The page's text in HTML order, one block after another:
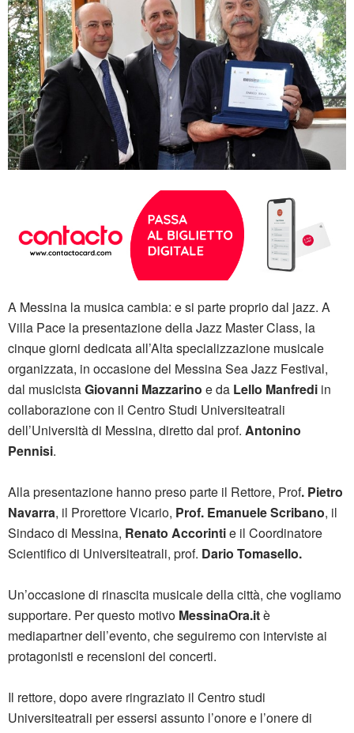
A Messina la musica cambia: e si parte proprio dal jazz. A
Villa Pace la presentazione della Jazz Master Class, la
cinque giorni dedicata all’Alta specializzazione musicale
organizzata, in occasione del Messina Sea Jazz Festival,
dal musicistaGiovanni Mazzarino e da Lello Manfredi in
collaborazione con il Centro Studi Universiteatrali
dell’Università di Messina, diretto dal prof. Antonino
Pennisi.
Alla presentazione hanno preso parte il Rettore, Prof. Pietro
Navarra, il Prorettore Vicario, Prof. Emanuele Scribano, il
Sindaco di Messina, Renato Accorintie il Coordinatore
Scientifico di Universiteatrali, prof. Dario Tomasello.
Un’occasione di rinascita musicale della città, che vogliamo
supportare. Per questo motivo MessinaOra.itè
mediapartner dell’evento, che seguiremo con interviste ai
protagonisti e recensioni dei concerti.
Il rettore, dopo avere ringraziato il Centro studi
Universiteatrali per essersi assunto l’onore e l’onere di